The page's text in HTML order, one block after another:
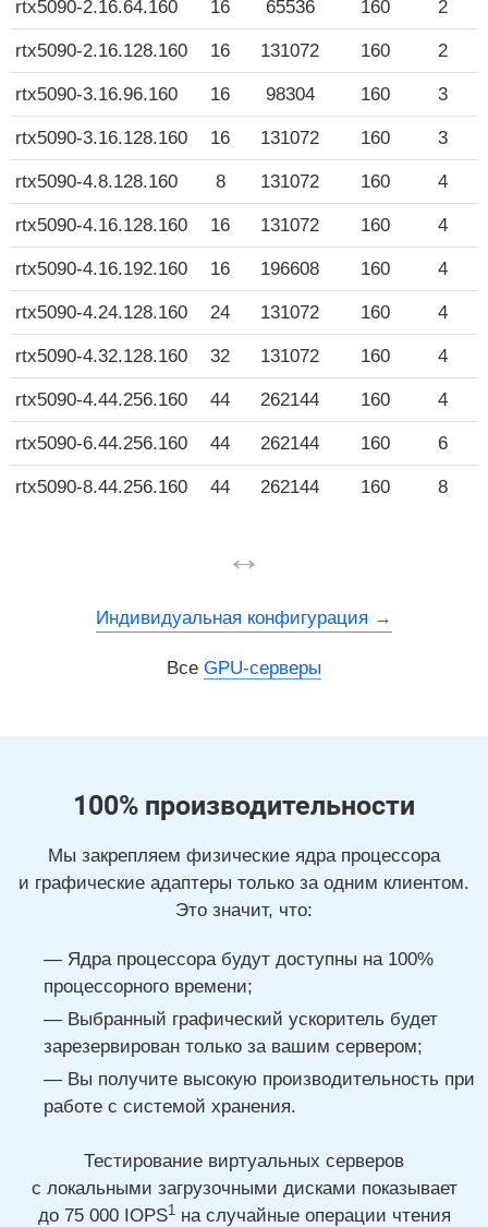
rtx5090-2.16.64.160 16 65536 160 2
rtx5090-2.16.128.160 16 131072 160 2
rtx5090-3.16.96.160 16 98304 160 3
rtx5090-3.16.128.160 16 131072 160 3
rtx5090-4.8.128.160 8 131072 160 4
rtx5090-4.16.128.160 16 131072 160 4
rtx5090-4.16.192.160 16 196608 160 4
rtx5090-4.24.128.160 24 131072 160 4
rtx5090-4.32.128.160 32 131072 160 4
rtx5090-4.44.256.160 44 262144 160 4
rtx5090-6.44.256.160 44 262144 160 6
rtx5090-8.44.256.160 44 262144 160 8
↔
Индивидуальная конфигурация
Все GPU-серверы
100% производительности
Мы закрепляем физические ядра процессора
и графические адаптеры только за одним клиентом.
Это значит, что:
Ядра процессора будут доступны на 100%
процессорного времени;
Выбранный графический ускоритель будет
зарезервирован только за вашим сервером;
Вы получите высокую производительность при
работе с системой хранения.
Тестирование виртуальных серверов
с локальными загрузочными дисками показывает
до 75 000IOPS1на случайные операции чтения